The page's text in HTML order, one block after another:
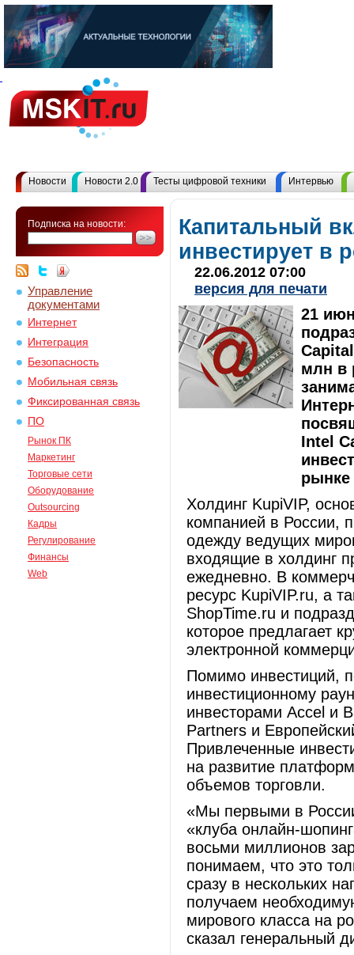
Новости Новости 2.0 Тесты цифровой техники Интервью
Подписка на новости:
Управление
документами
Интернет
Интеграция
Безопасность
Мобильная связь
Фиксированная связь
ПО
Рынок ПК
Маркетинг
Торговые сети
Оборудование
Outsourcing
Кадры
Регулирование
Финансы
Web
Капитальный
инвестирует в
22.06.2012 07:00
версия для печати
21
млн в
Intel
рынке
Холдинг KupiVIP,
компанией в России,
одежду ведущих
входящие в холдинг
ежедневно. В
ресурс KupiVIP.ru, а
ShopTime.ru и
которое предлагает
электронной
Помимо инвестиций,
инвестиционному
инвесторами Accel и
Partners и
Привлеченные
на развитие
объемов торговли.
«Мы первыми в
«клуба онлайн-
восьми миллионов
понимаем, что это
сразу в нескольких
получаем
мирового класса на
сказал генеральный